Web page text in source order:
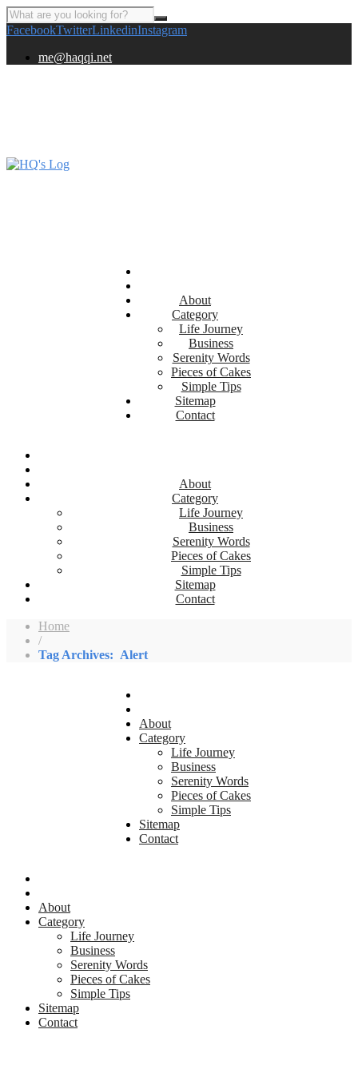
FacebookTwitterLinkedinInstagram
me@haqqi.net
About
Category
Life Journey
Business
Serenity Words
Pieces of Cakes
Simple Tips
Sitemap
Contact
About
Category
Life Journey
Business
Serenity Words
Pieces of Cakes
Simple Tips
Sitemap
Contact
Home
/
Tag Archives: Alert
About
Category
Life Journey
Business
Serenity Words
Pieces of Cakes
Simple Tips
Sitemap
Contact
About
Category
Life Journey
Business
Serenity Words
Pieces of Cakes
Simple Tips
Sitemap
Contact